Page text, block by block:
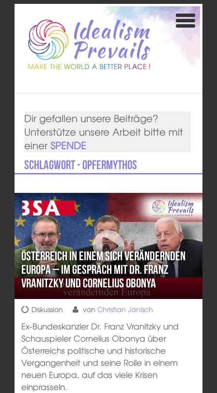
Dir gefallen unsere Beiträge?
Unterstütze unsere Arbeit bitte mit
einer SPENDE
Schlagwort - Opfermythos
Österreich in einem sich verändernden
Europa – Im Gespräch mit Dr. Franz
Vranitzky und Cornelius Obonya
Diskussion von Christian Janisch
Ex-Bundeskanzler Dr. Franz Vranitzky und
Schauspieler Cornelius Obonya über
Österreichs politische und historische
Vergangenheit und seine Rolle in einem
neuen Europa, auf das viele Krisen
einprasseln.